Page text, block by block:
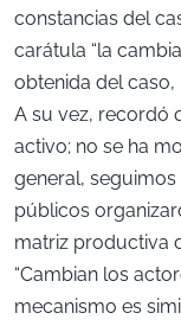
constancias del
carátula “la
obtenida del caso,
A su vez, recordó
activo; no se ha
general,
públicos
matriz productiva
“Cambian los
mecanismo es